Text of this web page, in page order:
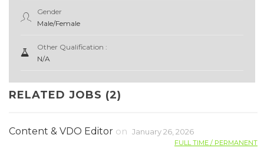
Gender
Male/Female
Other Qualification :
N/A
RELATED JOBS (2)
Content & VDO Editor on January 26, 2026
FULL TIME / PERMANENT